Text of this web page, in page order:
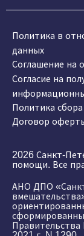
Политика в
данных
Соглашение на
Согласие на
Политика
Договор
2026 Санкт-
помощи. Все
АНО ДПО
Правительства